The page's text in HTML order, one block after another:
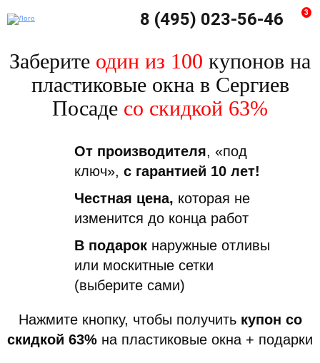
8 (495) 023-56-46 3
Заберите один из 100 купонов на
пластиковые окна в Сергиев
Посаде со скидкой 63%
От производителя, «под
ключ», с гарантией 10 лет!
Честная цена, которая не
изменится до конца работ
В подарок наружные отливы
или москитные сетки
(выберите сами)
Нажмите кнопку, чтобы получить купон со
скидкой 63% на пластиковые окна + подарки